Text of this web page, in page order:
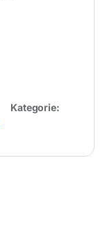
Kategorie: